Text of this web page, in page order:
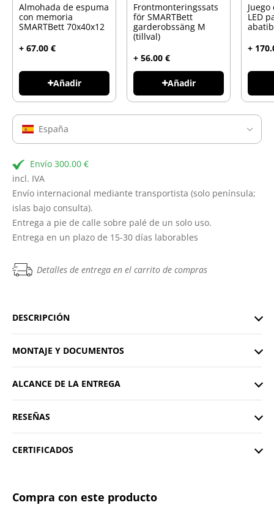
Almohada de espuma
con memoria
SMARTBett 70x40x12
+ 67.00 €
Añadir
Frontmonteringssats
för SMARTBett
garderobssäng M
(tillval)
+ 56.00 €
Añadir
LED
+
España
Envío 300.00 €
incl. IVA
Envío internacional mediante transportista (solo península;
islas bajo consulta).
Entrega a pie de calle sobre palé de un solo uso.
Entrega en un plazo de 15-30 días laborables
Detalles de entrega en el carrito de compras
DESCRIPCIÓN
MONTAJE Y DOCUMENTOS
ALCANCE DE LA ENTREGA
RESEÑAS
CERTIFICADOS
Compra con este producto